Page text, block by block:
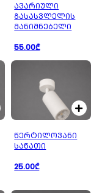
ᲐᲕᲐᲠᲘᲣᲚᲘ
ᲒᲐᲡᲐᲡᲕᲚᲔᲚᲘᲡ
ᲛᲐᲜᲘᲨᲜᲔᲑᲔᲚᲘ
55.00₾
ᲬᲔᲠᲢᲘᲚᲝᲕᲐᲜᲘ
ᲡᲐᲜᲐᲗᲘ
25.00₾